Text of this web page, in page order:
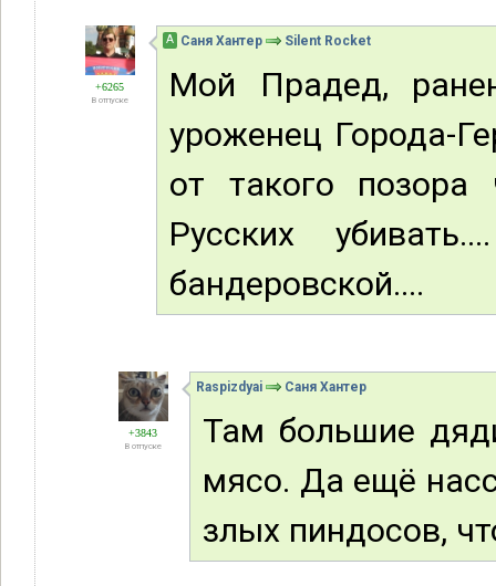
+6265
В отпуске
А Саня Хантер Silent Rocket
Мой Прадед,
уроженец Города-
от такого
Русских
бандеровской....
+3843
В отпуске
Raspizdyai Саня Хантер
Там большие
мясо. Да ещё
злых пиндосов,